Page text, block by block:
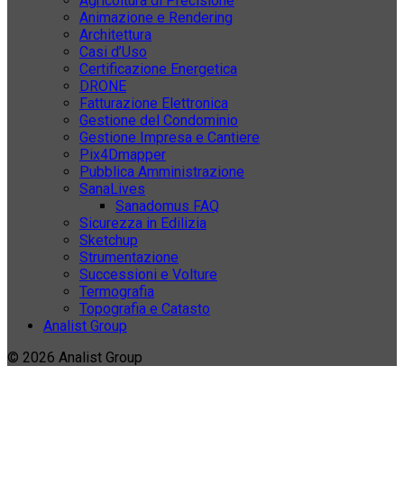
Animazione e Rendering
Architettura
Casi d’Uso
Certificazione Energetica
DRONE
Fatturazione Elettronica
Gestione del Condominio
Gestione Impresa e Cantiere
Pix4Dmapper
Pubblica Amministrazione
SanaLives
Sanadomus FAQ
Sicurezza in Edilizia
Sketchup
Strumentazione
Successioni e Volture
Termografia
Topografia e Catasto
Analist Group
© 2026 Analist Group